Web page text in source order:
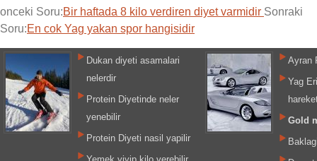
onceki Soru:Bir haftada 8 kilo verdiren diyet varmidir Sonraki
Soru:En cok Yag yakan spor hangisidir
Dukan diyeti asamalari
nelerdir
Protein Diyetinde neler
yenebilir
Protein Diyeti nasil yapilir
Ayran
Yag
Gold